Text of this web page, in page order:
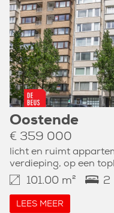
Oostende
€ 359 000
licht en ruimt
verdieping, op een
101.00 m² 2
LEES MEER